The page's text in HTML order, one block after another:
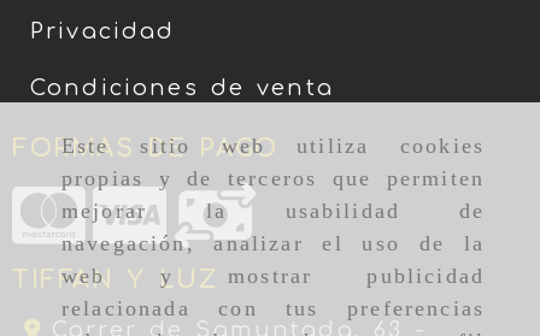
Este sitio web utiliza cookies
propias y de terceros que permiten
mejorar la usabilidad de
navegación, analizar el uso de la
web y mostrar publicidad
relacionada con tus preferencias
Privacidad
Condiciones de venta
FORMAS DE PAGO
TIFFAN Y LUZ
Carrer de Samuntada, 63 -